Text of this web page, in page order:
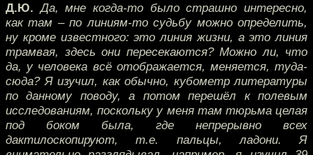
Д.Ю. Да, мне когда-то было страшно интересно,
как там – по линиям-то судьбу можно определить,
ну кроме известного: это линия жизни, а это линия
трамвая, здесь они пересекаются? Можно ли, что
да, у человека всё отображается, меняется, туда-
сюда? Я изучил, как обычно, кубометр литературы
по данному поводу, а потом перешёл к полевым
исследованиям, поскольку у меня там тюрьма целая
под боком была, где непрерывно всех
дактилоскопируют, т.е. пальцы, ладони. Я